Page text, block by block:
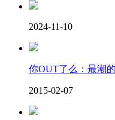
2024-11-10
你OUT了么：最潮
2015-02-07